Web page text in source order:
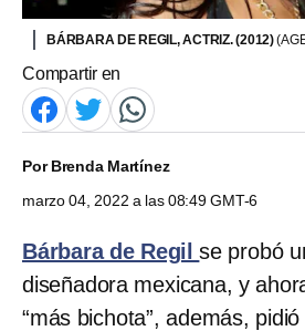
BÁRBARA DE REGIL, ACTRIZ. (2012)
Compartir en
PorBrenda Martínez
marzo 04, 2022 a las 08:49 GMT-6
Bárbara de Regilse probó
diseñadora mexicana, y
“más bichota”, además,